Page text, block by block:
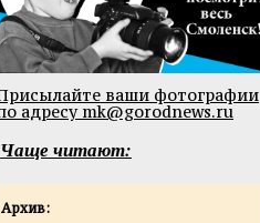
ваши фотографии
адресу mk@gorodnews.ru
Чаще читают:
Архив: